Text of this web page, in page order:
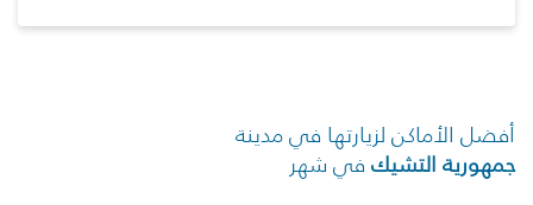
أفضل الأماكن لزيارتها في مدينة
جمهورية التشيك في شهر